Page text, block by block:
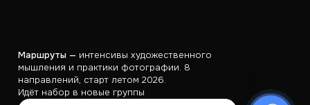
Маршруты — интенсивы художественного
мышления и практики фотографии. 8
направлений, старт летом 2026.
Идёт набор в новые группы